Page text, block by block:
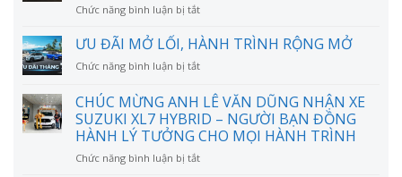
XL7
tháng
nhiêu?
thực
sự
tiết
như
Chức năng bình luận bị tắtở
CHÃI
ÍCH,
HÀNH
CHUYÊN
CHỞ
ƯU ĐÃI MỞ LỐI, HÀNH TRÌNH RỘNG MỞ
Chức năng bình luận bị tắtở
ĐÃI
MỞ
LỐI,
HÀNH
TRÌNH
CHÚC MỪNG ANH LÊ VĂN DŨNG NHẬN XE
SUZUKI XL7 HYBRID – NGƯỜI BẠN ĐỒNG
HÀNH LÝ TƯỞNG CHO MỌI HÀNH TRÌNH
Chức năng bình luận bị tắtở